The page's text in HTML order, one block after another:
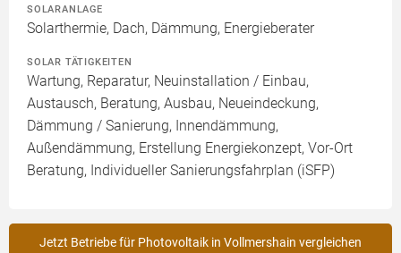
SOLARANLAGE
Solarthermie, Dach, Dämmung, Energieberater
SOLAR TÄTIGKEITEN
Wartung, Reparatur, Neuinstallation / Einbau,
Austausch, Beratung, Ausbau, Neueindeckung,
Dämmung / Sanierung, Innendämmung,
Außendämmung, Erstellung Energiekonzept, Vor-Ort
Beratung, Individueller Sanierungsfahrplan (iSFP)
Jetzt Betriebe für Photovoltaik in Vollmershain vergleichen